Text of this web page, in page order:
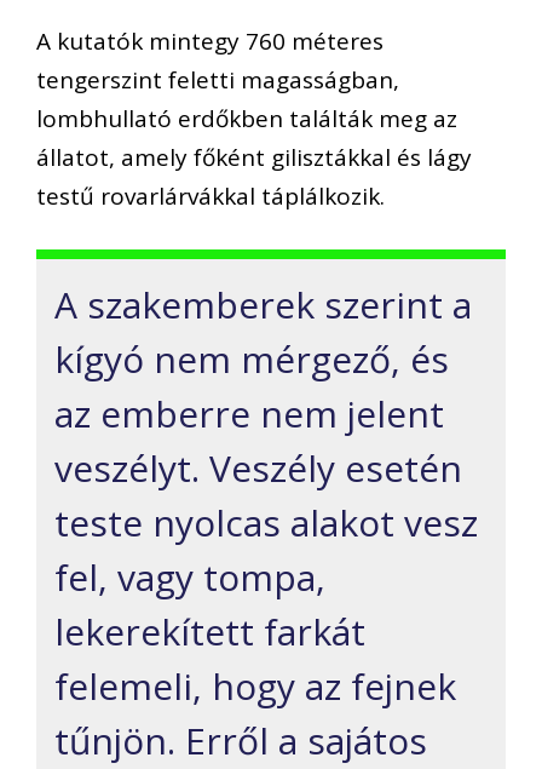
A kutatók mintegy 760 méteres
tengerszint feletti magasságban,
lombhullató erdőkben találták meg az
állatot, amely főként gilisztákkal és lágy
testű rovarlárvákkal táplálkozik.
A szakemberek szerint a
kígyó nem mérgező, és
az emberre nem jelent
veszélyt. Veszély esetén
teste nyolcas alakot vesz
fel, vagy tompa,
lekerekített farkát
felemeli, hogy az fejnek
tűnjön. Erről a sajátos